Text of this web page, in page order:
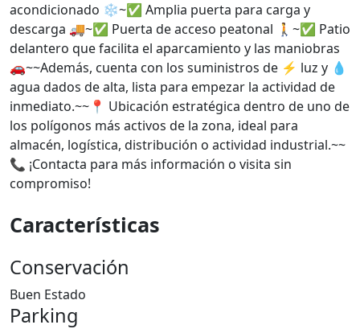
acondicionado ❄️~✅ Amplia puerta para carga y
descarga 🚚~✅ Puerta de acceso peatonal 🚶~✅ Patio
delantero que facilita el aparcamiento y las maniobras
🚗~~Además, cuenta con los suministros de ⚡ luz y 💧
agua dados de alta, lista para empezar la actividad de
inmediato.~~📍 Ubicación estratégica dentro de uno de
los polígonos más activos de la zona, ideal para
almacén, logística, distribución o actividad industrial.~~
📞 ¡Contacta para más información o visita sin
compromiso!
Características
Conservación
Buen Estado
Parking